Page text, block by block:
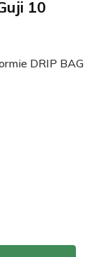
10
DRIP BAG